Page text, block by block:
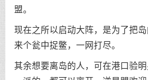
盟。
现在之所以启动大阵，是为了把岛
来个瓮中捉鳖，一网打尽。
其余想要离岛的人，可在港口验